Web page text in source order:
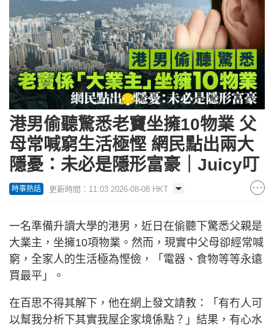
港男偷聽驚悉老竇坐擁10物業 父
母常喊窮生活極慳 網民點出兩大
隱憂：未必是隱形富豪｜Juicy叮
時事熱話 更新時間：11:03 2026-08-08 HKT
一名準備升讀大學的港男，近日在偷聽下驚悉父親是
大業主，坐擁10項物業。然而，現實中父母卻經常喊
窮，全家人的生活極為慳儉，「電器、食物等等永遠
買最平」。
在百思不得其解下，他在網上發文請教：「有冇人可
以幫我分析下其實我屋企家境係點？」結果，有心水